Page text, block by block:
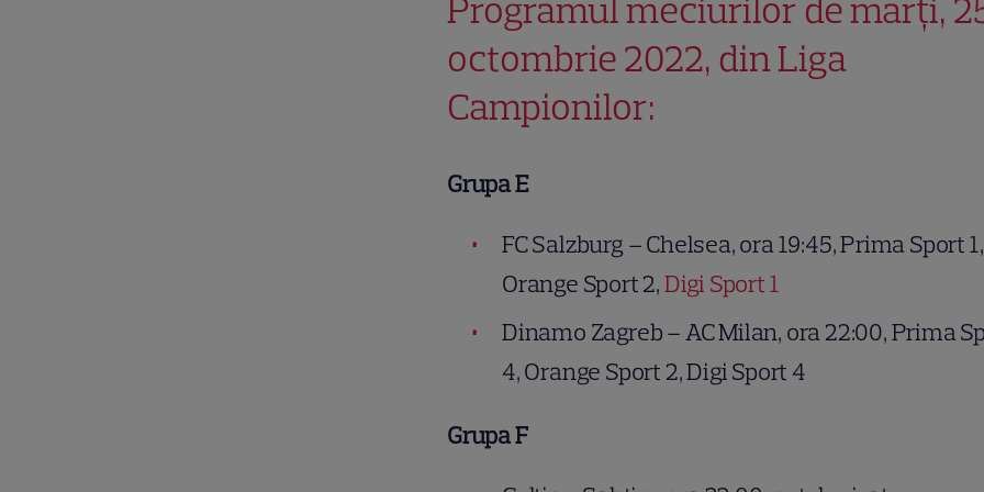
Programul meciurilor de marţi,
octombrie 2022, din Liga
Campionilor:
Grupa E
FC Salzburg – Chelsea, ora 19:45, Prima Sport 1,
Orange Sport 2,Digi Sport 1
Dinamo Zagreb – AC Milan, ora 22:00, Prima
4, Orange Sport 2, Digi Sport 4
Grupa F